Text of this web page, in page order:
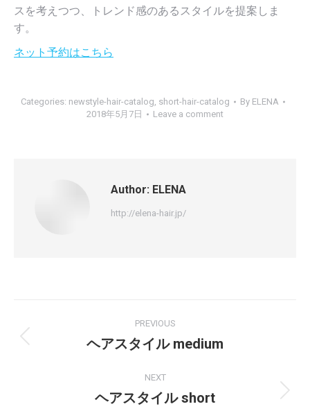
スを考えつつ、トレンド感のあるスタイルを提案しま
す。
ネット予約はこちら
Categories: newstyle-hair-catalog, short-hair-catalog By ELENA
2018年5月7日
Leave a comment
Author: ELENA
http://elena-hair.jp/
PREVIOUS
ヘアスタイル medium
NEXT
ヘアスタイル short